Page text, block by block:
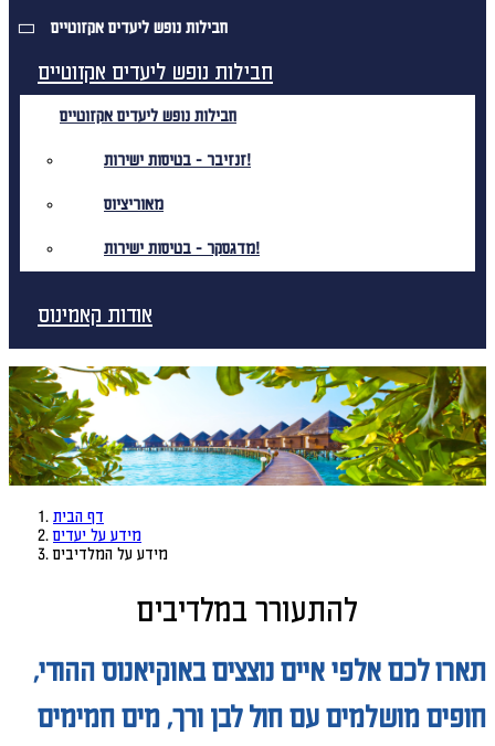
חבילות נופש ליעדים אקזוטיים
חבילות נופש ליעדים אקזוטיים
חבילות נופש ליעדים אקזוטיים
זנזיבר - בטיסות ישירות!
מאוריציוס
מדגסקר - בטיסות ישירות!
אודות קאמינוס
דף הבית
מידע על יעדים
מידע על המלדיבים
להתעורר במלדיבים
תארו לכם אלפי איים נוצצים באוקיאנוס ההודי,
חופים מושלמים עם חול לבן ורך, מים חמימים